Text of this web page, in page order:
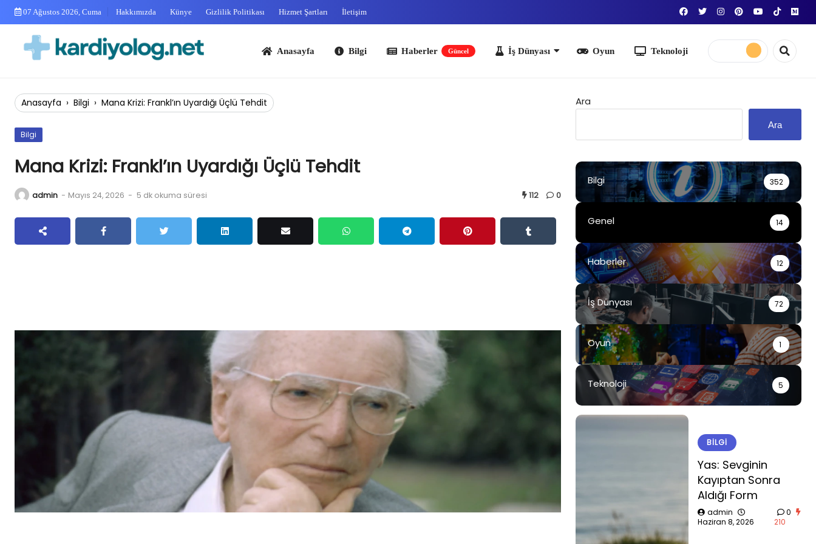
Skip
07 Ağustos 2026, Cuma Hakkımızda Künye Gizlilik Politikası Hizmet Şartları İletişim
Anasayfa Haberler İş Dünyası Teknoloji
Anasayfa › Bilgi › Mana Krizi: Frankl’ın Uyardığı Üçlü Tehdit
Bilgi
Mana Krizi: Frankl’ın Uyardığı Üçlü Tehdit
admin - Mayıs 24, 2026 - 5 dk okuma süresi 112 0
Ara
Ara
Bilgi 352
Genel 14
Haberler 12
İş Dünyası 72
Oyun 1
Teknoloji 5
BILGI
Yas: Sevginin
Kayıptan Sonra
Aldığı Form
admin
Haziran 8, 2026
0
210